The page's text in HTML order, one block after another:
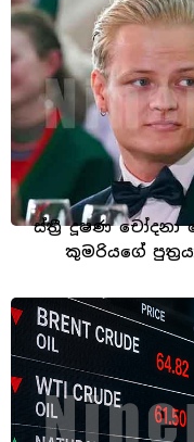
ස්ත්‍රී දූෂණ චෝදනා
කුමරියගේ